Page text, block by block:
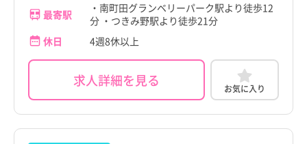
最寄駅
・南町田グランベリーパーク駅より徒歩12
分 ・つきみ野駅より徒歩21分
休日
4週8休以上
求人詳細を見る お気に入り